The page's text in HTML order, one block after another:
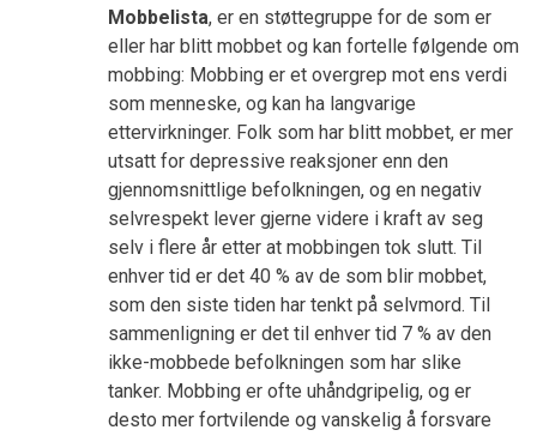
Mobbelista, er en støttegruppe for de som er
eller har blitt mobbet og kan fortelle følgende om
mobbing: Mobbing er et overgrep mot ens verdi
som menneske, og kan ha langvarige
ettervirkninger. Folk som har blitt mobbet, er mer
utsatt for depressive reaksjoner enn den
gjennomsnittlige befolkningen, og en negativ
selvrespekt lever gjerne videre i kraft av seg
selv i flere år etter at mobbingen tok slutt. Til
enhver tid er det 40 % av de som blir mobbet,
som den siste tiden har tenkt på selvmord. Til
sammenligning er det til enhver tid 7 % av den
ikke-mobbede befolkningen som har slike
tanker. Mobbing er ofte uhåndgripelig, og er
desto mer fortvilende og vanskelig å forsvare